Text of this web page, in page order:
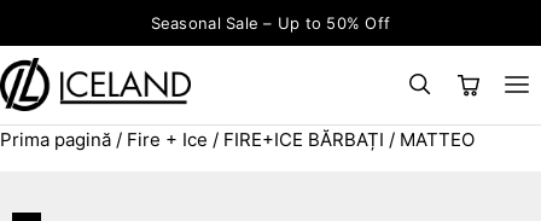
Seasonal Sale – Up to 50% Off
CAUTĂ
Prima pagină / Fire + Ice / FIRE+ICE BĂRBAȚI / MATTEO